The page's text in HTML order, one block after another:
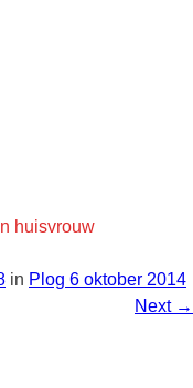
huisvrouw
in Plog 6 oktober 2014
Next →